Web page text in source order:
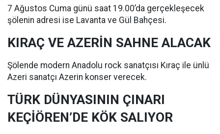
7 Ağustos Cuma günü saat 19.00’da gerçekleşecek
şölenin adresi ise Lavanta ve Gül Bahçesi.
KIRAÇ VE AZERİN SAHNE ALACAK
Şölende modern Anadolu rock sanatçısı Kıraç ile ünlü
Azeri sanatçı Azerin konser verecek.
TÜRK DÜNYASININ ÇINARI
KEÇİÖREN’DE KÖK SALIYOR